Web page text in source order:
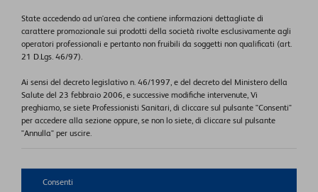
State accedendo ad un'area che contiene informazioni dettagliate di
carattere promozionale sui prodotti della società rivolte esclusivamente agli
operatori professionali e pertanto non fruibili da soggetti non qualificati (art.
21 D.Lgs. 46/97).
Ai sensi del decreto legislativo n. 46/1997, e del decreto del Ministero della
Salute del 23 febbraio 2006, e successive modifiche intervenute, Vi
preghiamo, se siete Professionisti Sanitari, di cliccare sul pulsante "Consenti"
per accedere alla sezione oppure, se non lo siete, di cliccare sul pulsante
"Annulla" per uscire.
Consenti
dal loro ambiente e li proteggono in uno
stato di omeostasi durante il trasporto. La
natura del sistema in assenza di terreno
impedisce la diluizione del campione e la
presenza di organismi non vitali che
potrebbero comparire nei dispositivi con
terreni di trasporto.